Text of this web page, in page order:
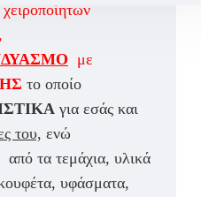
με
το οποίο
για εσάς και
του, ενώ
από τα τεμάχια, υλικά
υφάσματα,